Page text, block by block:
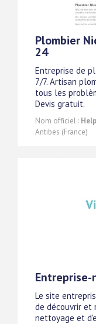
Plombier
24
Entreprise de
7/7. Artisan
tous les
Devis gratuit.
Nom officiel :
Antibes (France)
Le site
de découvrir et
nettoyage et